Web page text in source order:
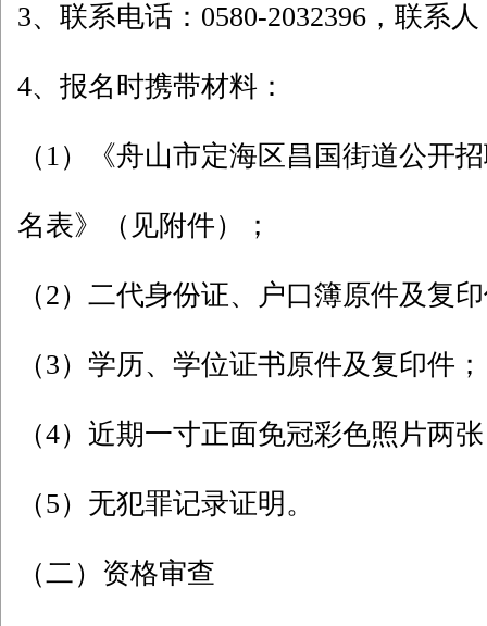
3、联系电话：0580-2032396，联系
4、报名时携带材料：
（1）《舟山市定海区昌国街道公开
名表》（见附件）；
（2）二代身份证、户口簿原件及复
（3）学历、学位证书原件及复印件；
（4）近期一寸正面免冠彩色照片两
（5）无犯罪记录证明。
（二）资格审查